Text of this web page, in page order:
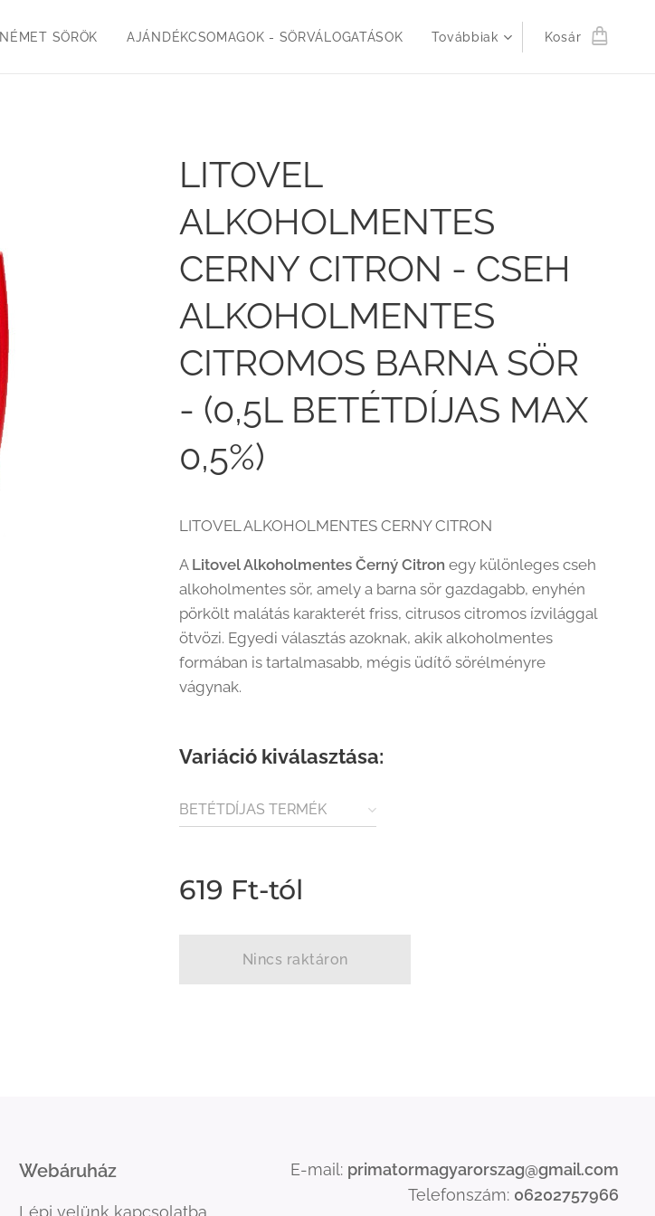
NÉMET SÖRÖK AJÁNDÉKCSOMAGOK - SÖRVÁLOGATÁSOK Továbbiak Kosár
LITOVEL
ALKOHOLMENTES
CERNY CITRON - CSEH
ALKOHOLMENTES
CITROMOS BARNA SÖR
- (0,5L BETÉTDÍJAS MAX
0,5%)
LITOVEL ALKOHOLMENTES CERNY CITRON
A Litovel Alkoholmentes Černý Citron egy különleges cseh
alkoholmentes sör, amely a barna sör gazdagabb, enyhén
pörkölt malátás karakterét friss, citrusos citromos ízvilággal
ötvözi. Egyedi választás azoknak, akik alkoholmentes
formában is tartalmasabb, mégis üdítő sörélményre
vágynak.
Variáció kiválasztása:
BETÉTDÍJAS TERMÉK
619 Ft-tól
Nincs raktáron
Webáruház
Lépj velünk kapcsolatba
E-mail: primatormagyarorszag@gmail.com
Telefonszám: 06202757966